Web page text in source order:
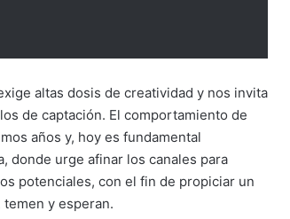
altas dosis de creatividad y nos invita
de captación. El comportamiento de
años y, hoy es fundamental
donde urge afinar los canales para
potenciales, con el fin de propiciar un
y esperan.